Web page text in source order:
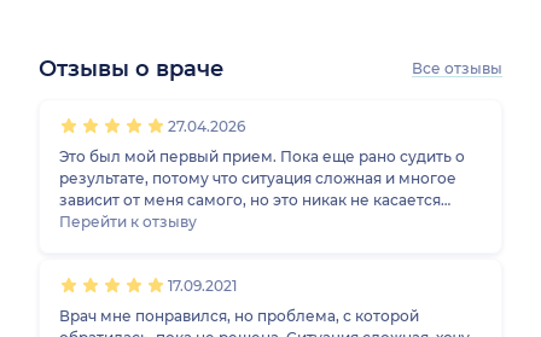
Отзывы о враче Все отзывы
27.04.2026
Это был мой первый прием. Пока еще рано судить о
результате, потому что ситуация сложная и многое
зависит от меня самого, но это никак не касается
компетентности врача. Вячеслав Юрьевич произвел
Перейти к отзыву
17.09.2021
Врач мне понравился, но проблема, с которой